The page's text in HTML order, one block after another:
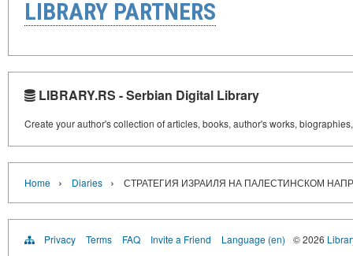
LIBRARY PARTNERS
LIBRARY.RS - Serbian Digital Library
Create your author's collection of articles, books, author's works,
Home › Diaries › СТРАТЕГИЯ ИЗРАИЛЯ НА ПАЛЕСТИНСКОМ
Privacy Terms FAQ Invite a Friend Language (en) © 2026